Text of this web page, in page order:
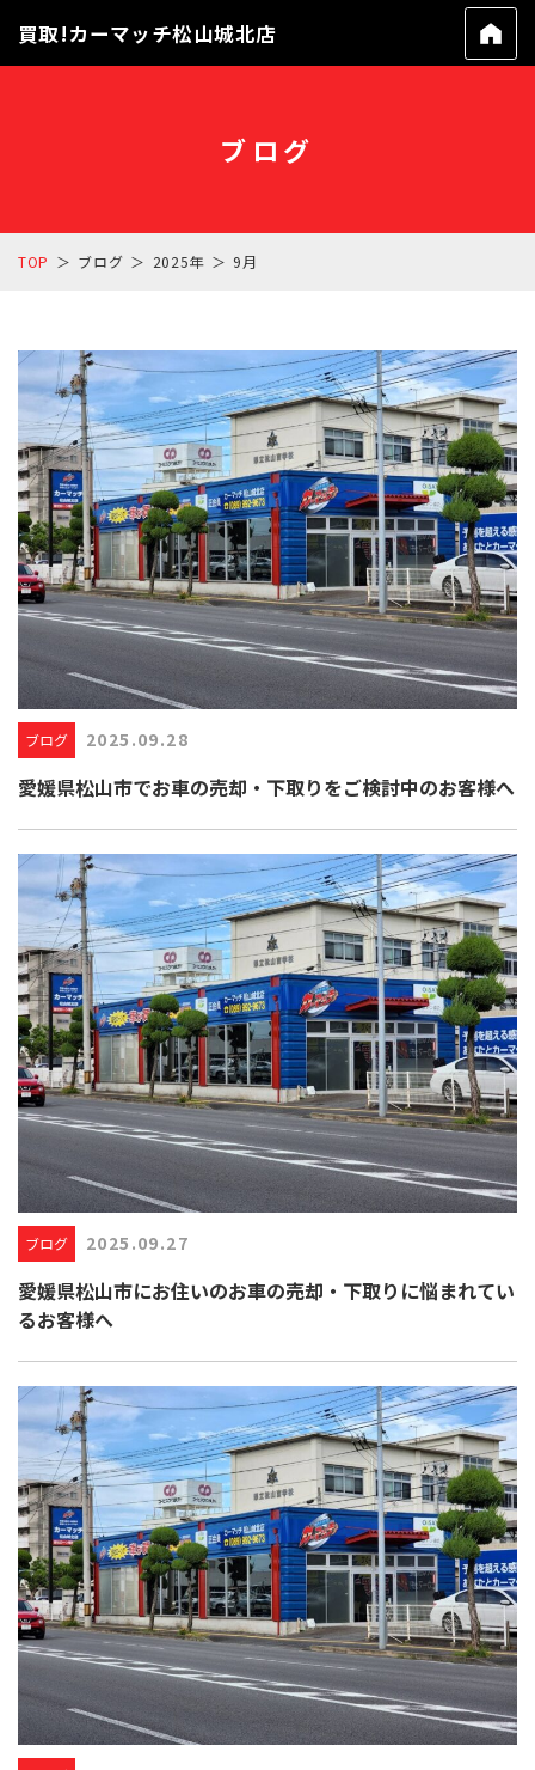
買取!カーマッチ松山城北店
ブログ
TOP ブログ 2025年 9月
ブログ 2025.09.28
愛媛県松山市でお車の売却・下取りをご検討中のお客様へ
ブログ 2025.09.27
愛媛県松山市にお住いのお車の売却・下取りに悩まれてい
るお客様へ